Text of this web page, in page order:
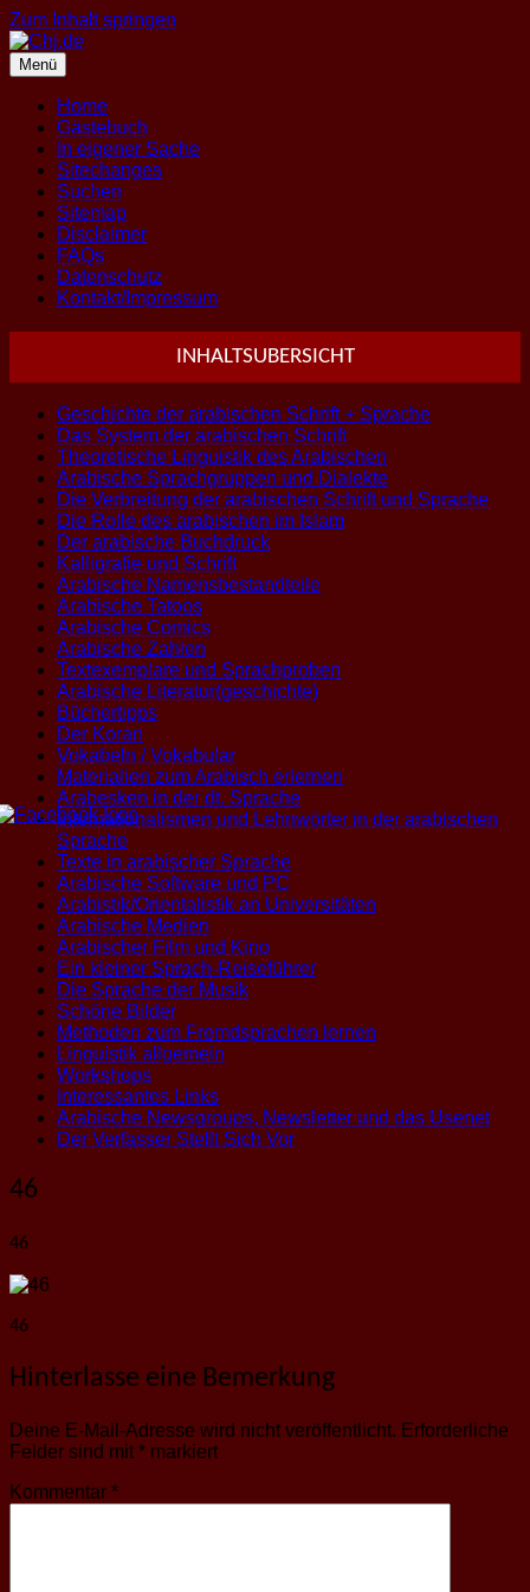
Zum Inhalt springen
Menü
Home
Gästebuch
In eigener Sache
Sitechanges
Suchen
Sitemap
Disclaimer
FAQs
Datenschutz
Kontakt/Impressum
INHALTSUBERSICHT
Geschichte der arabischen Schrift + Sprache
Das System der arabischen Schrift
Theoretische Linguistik des Arabischen
Arabische Sprachgruppen und Dialekte
Die Verbreitung der arabischen Schrift und Sprache
Die Rolle des arabischen im Islam
Der arabische Buchdruck
Kalligrafie und Schrift
Arabische Namensbestandteile
Arabische Tatoos
Arabische Comics
Arabische Zahlen
Textexemplare und Sprachproben
Arabische Literatur(geschichte)
Büchertipps
Der Koran
Vokabeln / Vokabular
Materialien zum Arabisch erlernen
Arabesken in der dt. Sprache
Internationalismen und Lehnwörter in der arabischen
Sprache
Texte in arabischer Sprache
Arabische Software und PC
Arabistik/Orientalistik an Universitäten
Arabische Medien
Arabischer Film und Kino
Ein kleiner Sprach-Reiseführer
Die Sprache der Musik
Schöne Bilder
Methoden zum Fremdsprachen lernen
Linguistik allgemein
Workshops
Interessantes Links
Arabische Newsgroups, Newsletter und das Usenet
Der Verfasser Stellt Sich Vor
46
46
46
Hinterlasse eine Bemerkung
Deine E-Mail-Adresse wird nicht veröffentlicht. Erforderliche
Felder sind mit * markiert
Kommentar *